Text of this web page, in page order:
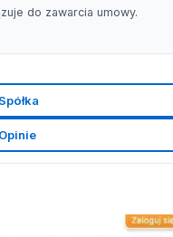
do zawarcia umowy.
Spółka
Opinie